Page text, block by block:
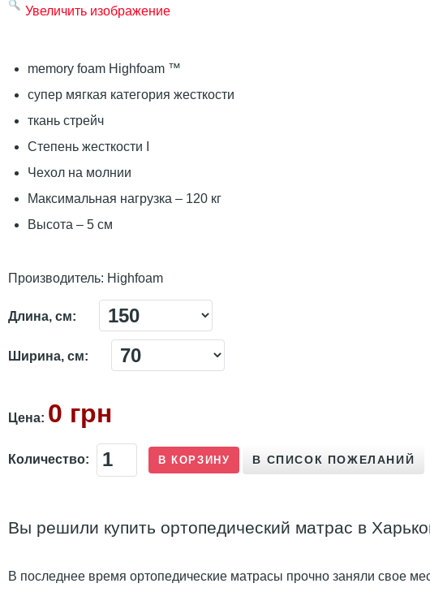
Увеличить изображение
memory foam Highfoam ™
супер мягкая категория жесткости
ткань стрейч
Степень жесткости I
Чехол на молнии
Максимальная нагрузка – 120 кг
Высота – 5 см
Производитель: Highfoam
Длина, см:
Ширина, см:
Цена: 0 грн
Количество:
Вы решили купить ортопедический матрас в
В последнее время ортопедические матрасы прочно заняли свое